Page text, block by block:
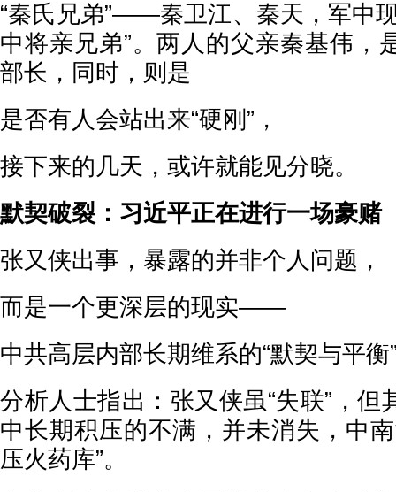
“秦氏兄弟”——秦卫江、秦天，军中
中将亲兄弟”。两人的父亲秦基伟，
部长，同时，则是
是否有人会站出来“硬刚”，
接下来的几天，或许就能见分晓。
默契破裂：习近平正在进行一场豪赌
张又侠出事，暴露的并非个人问题，
而是一个更深层的现实——
中共高层内部长期维系的“默契与平
分析人士指出：张又侠虽“失联”，但
中长期积压的不满，并未消失，中
压火药库”。